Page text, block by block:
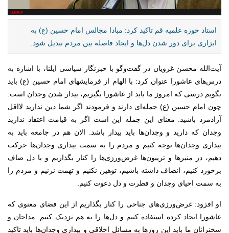
استاد حوزه علمیه قم تاکید کرد: مبادا مجالس امام حسین (ع) به
ابزاری برای دور شدن دل‌ها و ایجاد فاصله بین مردم تبدیل شود.
آیت‌الله محسن غرویان در گفت‌و‌گو با خبرنگار سیاسی ایلنا، با اشاره به
درس‌های عاشورا عنوان کرد: با الهام از فرمایشهای امام حسین (ع) باید
بگویم درسی که امروز ما باید از عاشورا بگیریم، بیدار شدن وجدان است.
چون امام حسین (ع) جمله‌ای دارند و فرمودند اگر شما دین ندارید لااقل
آزادمرد باشید. معنای این جمله این است اگر به قیامت اعتقاد ندارید
وجدان که دارید و وجدان‌ها باید بیدار باشد. الان هم در جامعه باید به
بیداری وجدان‌ها توجه کنیم و مردم را به سمت بیداری وجدان‌ها حرکت
دهیم، در منبر‌ها و تریبون‌ها غرض‌ورزی‌ها را کنار بگذاریم و با دل صاف
برخورد کنیم، انصاف داشته باشیم، توهین نکنیم و تهمت نزنیم و مردم را
به سمت احیای وجدان و فطرت و دل دعوت کنیم.
او افزود: غرض‌ورزی‌های جناحی را کنار بگذاریم از این فضای معنوی که
عاشورا ایجاد کرده استفاده کنیم و دل‌ها را به هم نزدیک کنیم. مداحان و
سخنرانان ما باید این روز‌ها به مسائل اخلاقی و بیداری وجدان‌ها باید تاکید